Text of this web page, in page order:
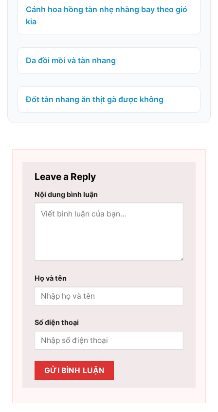
Cánh hoa hồng tàn nhẹ nhàng bay theo gió
kia
Da đồi mồi và tàn nhang
Đốt tàn nhang ăn thịt gà được không
Leave a Reply
Nội dung bình luận
Họ và tên
Số điện thoại